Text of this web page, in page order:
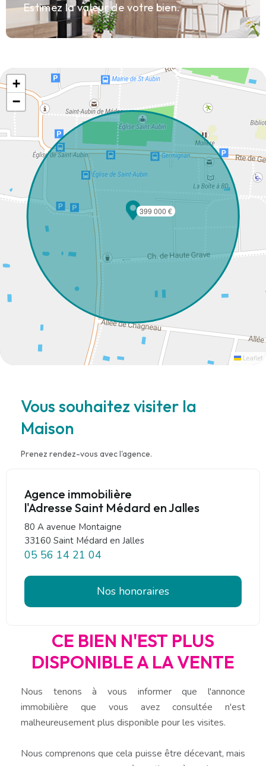
Estimez la valeur de votre bien.
399 000 €
+
−
Leaflet
Vous souhaitez visiter la
Maison
Prenez rendez-vous avec l'agence.
Agence immobilière
l'Adresse Saint Médard en Jalles
80 A avenue Montaigne
33160 Saint Médard en Jalles
05 56 14 21 04
Nos honoraires
CE BIEN N'EST PLUS
DISPONIBLE A LA VENTE
Nous tenons à vous informer que l'annonce
immobilière que vous avez consultée n'est
malheureusement plus disponible pour les visites.
Nous comprenons que cela puisse être décevant, mais